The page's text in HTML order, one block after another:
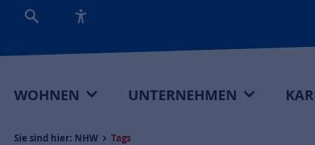
WOHNEN UNTERNEHMEN
Sie sind hier: NHW Tags